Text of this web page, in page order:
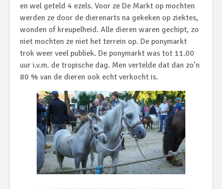
en wel geteld 4 ezels. Voor ze De Markt op mochten
werden ze door de dierenarts na gekeken op ziektes,
wonden of kreupelheid. Alle dieren waren gechipt, zo
niet mochten ze niet het terrein op. De ponymarkt
trok weer veel publiek. De ponymarkt was tot 11.00
uur i.v.m. de tropische dag. Men vertelde dat dan zo’n
80 % van de dieren ook echt verkocht is.